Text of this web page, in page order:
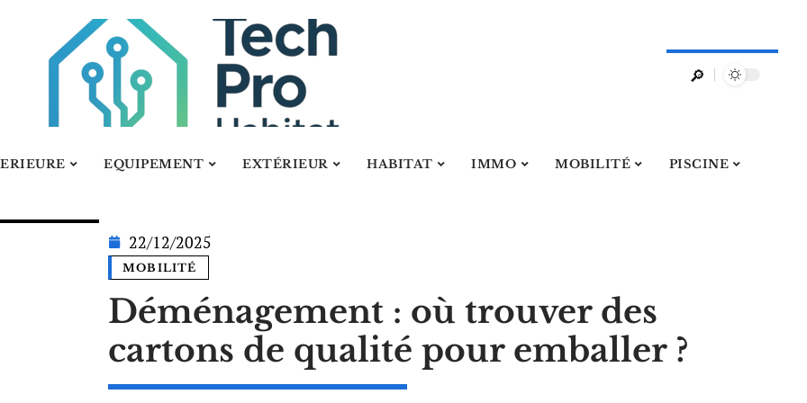
EQUIPEMENT EXTÉRIEUR HABITAT IMMO MOBILITÉ PISCINE
22/12/2025
MOBILITÉ
Déménagement : où trouver des
cartons de qualité pour emballer ?